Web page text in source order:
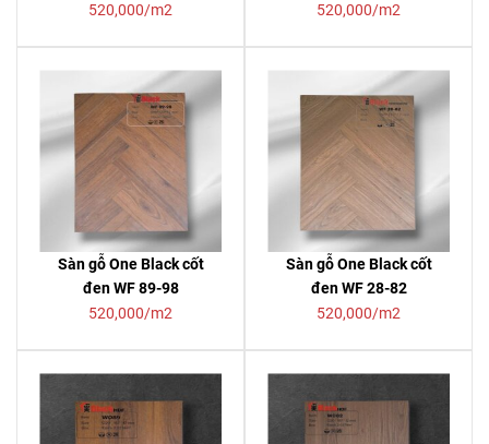
520,000/m2
520,000/m2
Sàn gỗ One Black cốt
đen WF 89-98
520,000/m2
Sàn gỗ One Black cốt
đen WF 28-82
520,000/m2